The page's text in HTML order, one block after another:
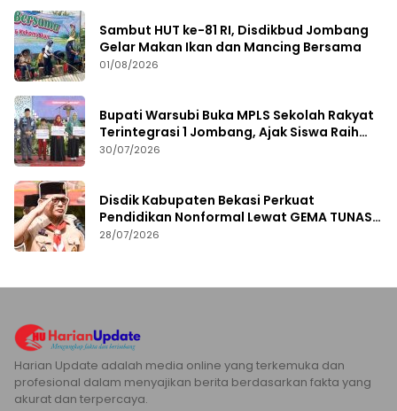
Sambut HUT ke-81 RI, Disdikbud Jombang
Gelar Makan Ikan dan Mancing Bersama
01/08/2026
Bupati Warsubi Buka MPLS Sekolah Rakyat
Terintegrasi 1 Jombang, Ajak Siswa Raih
Prestasi
30/07/2026
Disdik Kabupaten Bekasi Perkuat
Pendidikan Nonformal Lewat GEMA TUNAS
2026
28/07/2026
Harian Update adalah media online yang terkemuka dan
profesional dalam menyajikan berita berdasarkan fakta yang
akurat dan terpercaya.